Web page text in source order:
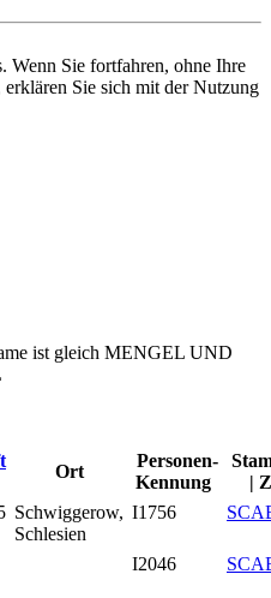
Wenn Sie fortfahren, ohne Ihre
Sie sich mit der Nutzung
ist gleich MENGEL UND
Ort
Personen-
Kennung
|
Schwiggerow,
Schlesien
I1756
I2046